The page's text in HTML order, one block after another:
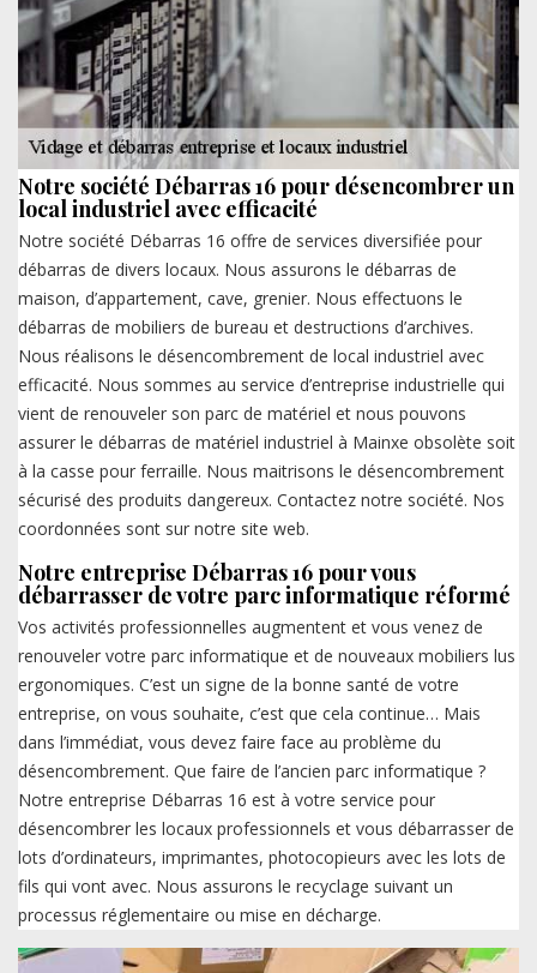
Notre société Débarras 16 pour désencombrer un
local industriel avec efficacité
Notre société Débarras 16 offre de services diversifiée pour
débarras de divers locaux. Nous assurons le débarras de
maison, d’appartement, cave, grenier. Nous effectuons le
débarras de mobiliers de bureau et destructions d’archives.
Nous réalisons le désencombrement de local industriel avec
efficacité. Nous sommes au service d’entreprise industrielle qui
vient de renouveler son parc de matériel et nous pouvons
assurer le débarras de matériel industriel à Mainxe obsolète soit
à la casse pour ferraille. Nous maitrisons le désencombrement
sécurisé des produits dangereux. Contactez notre société. Nos
coordonnées sont sur notre site web.
Notre entreprise Débarras 16 pour vous
débarrasser de votre parc informatique réformé
Vos activités professionnelles augmentent et vous venez de
renouveler votre parc informatique et de nouveaux mobiliers lus
ergonomiques. C’est un signe de la bonne santé de votre
entreprise, on vous souhaite, c’est que cela continue… Mais
dans l’immédiat, vous devez faire face au problème du
désencombrement. Que faire de l’ancien parc informatique ?
Notre entreprise Débarras 16 est à votre service pour
désencombrer les locaux professionnels et vous débarrasser de
lots d’ordinateurs, imprimantes, photocopieurs avec les lots de
fils qui vont avec. Nous assurons le recyclage suivant un
processus réglementaire ou mise en décharge.